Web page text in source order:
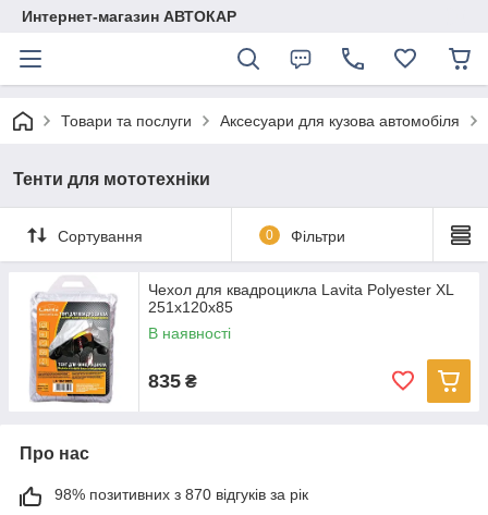
Интернет-магазин АВТОКАР
Товари та послуги Аксесуари для кузова автомобіля
Тенти для мототехніки
Сортування 0 Фільтри
Чехол для квадроцикла Lavita Polyester XL
251x120x85
В наявності
835 ₴
Про нас
98% позитивних з 870 відгуків за рік